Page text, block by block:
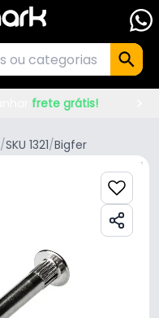
frete grátis!
/SKU 1321/Bigfer